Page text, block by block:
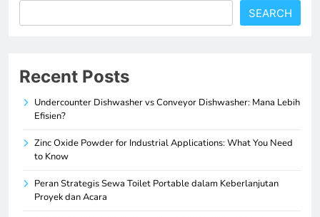
SEARCH
Recent Posts
Undercounter Dishwasher vs Conveyor Dishwasher: Mana Lebih
Efisien?
Zinc Oxide Powder for Industrial Applications: What You Need
to Know
Peran Strategis Sewa Toilet Portable dalam Keberlanjutan
Proyek dan Acara